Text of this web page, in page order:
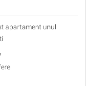
apartament unul